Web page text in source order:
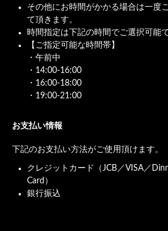
その他にお時間がかかる場合は一度
て頂きます。
時間指定は下記の時間でご選択可能で
【ご指定可能な時間帯】
・午前中
・14:00-16:00
・16:00-18:00
・19:00-21:00
お支払い情報
下記のお支払い方法がご使用頂けます。
クレジットカード（JCB／VISA／
Card）
銀行振込